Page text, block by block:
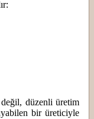
düzenli üretim
bir üreticiyle